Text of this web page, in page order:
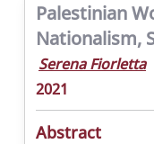
Palestinian
Nationalism,
Serena Fiorletta
2021
Abstract